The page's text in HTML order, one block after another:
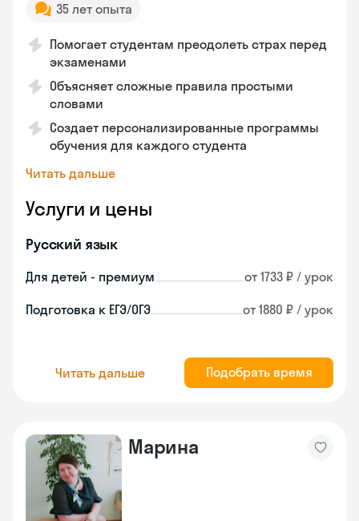
35 лет опыта
Помогает студентам преодолеть страх перед
экзаменами
Объясняет сложные правила простыми
словами
Создает персонализированные программы
обучения для каждого студента
Читать дальше
Услуги и цены
Русский язык
Для детей - премиум от 1733 ₽ / урок
Подготовка к ЕГЭ/ОГЭ от 1880 ₽ / урок
Читать дальше Подобрать время
Марина